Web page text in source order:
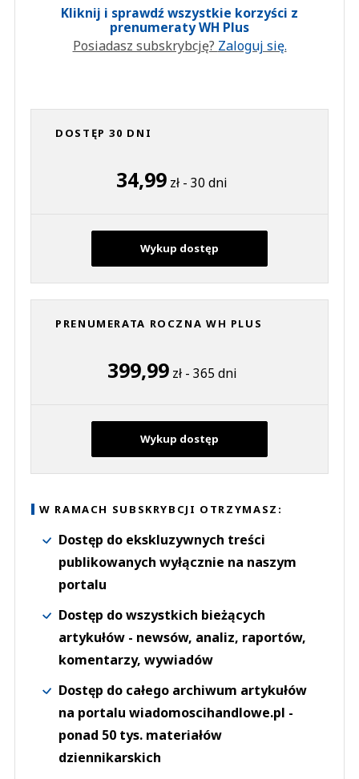
Kliknij i sprawdź wszystkie korzyści z
prenumeraty WH Plus
Posiadasz subskrybcję? Zaloguj się.
DOSTĘP 30 DNI
34,99 zł - 30 dni
Wykup dostęp
PRENUMERATA ROCZNA WH PLUS
399,99zł - 365 dni
Wykup dostęp
W RAMACH SUBSKRYBCJI OTRZYMASZ:
Dostęp do ekskluzywnych treści
publikowanych wyłącznie na naszym
portalu
Dostęp do wszystkich bieżących
artykułów - newsów, analiz, raportów,
komentarzy, wywiadów
Dostęp do całego archiwum artykułów
na portalu wiadomoscihandlowe.pl -
ponad 50 tys. materiałów
dziennikarskich